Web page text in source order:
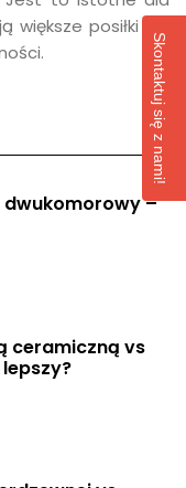
posiłki lub
–
ceramiczną vs
Skontaktuj się z nami!